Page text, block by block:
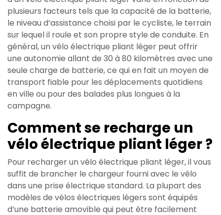
plusieurs facteurs tels que la capacité de la batterie,
le niveau d’assistance choisi par le cycliste, le terrain
sur lequel il roule et son propre style de conduite. En
général, un vélo électrique pliant léger peut offrir
une autonomie allant de 30 à 80 kilomètres avec une
seule charge de batterie, ce qui en fait un moyen de
transport fiable pour les déplacements quotidiens
en ville ou pour des balades plus longues à la
campagne.
Comment se recharge un
vélo électrique pliant léger ?
Pour recharger un vélo électrique pliant léger, il vous
suffit de brancher le chargeur fourni avec le vélo
dans une prise électrique standard. La plupart des
modèles de vélos électriques légers sont équipés
d’une batterie amovible qui peut être facilement